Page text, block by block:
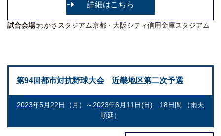
詳細はこちら
試合会場:わかさスタジアム京都・大阪シティ信用金庫スタジアム
第94回都市対抗野球大会 近畿地区第二次予選
2023年5月22日（月）～2023年6月11日(日) 18日間 （雨天
順延）